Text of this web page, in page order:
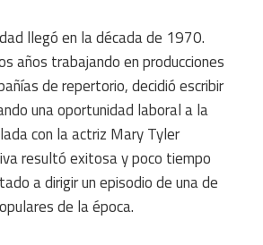
llegó en la década de 1970.
años trabajando en producciones
de repertorio, decidió escribir
una oportunidad laboral a la
con la actriz Mary Tyler
resultó exitosa y poco tiempo
a dirigir un episodio de una de
de la época.